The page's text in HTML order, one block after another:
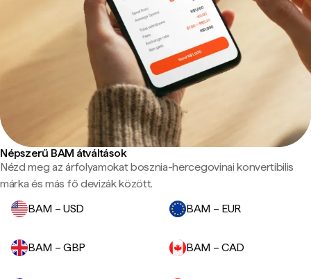
Népszerű BAM átváltások
Nézd meg az árfolyamokat bosznia-hercegovinai konvertibilis
márka és más fő devizák között.
BAM – USD
BAM – EUR
BAM – GBP BAM – CAD